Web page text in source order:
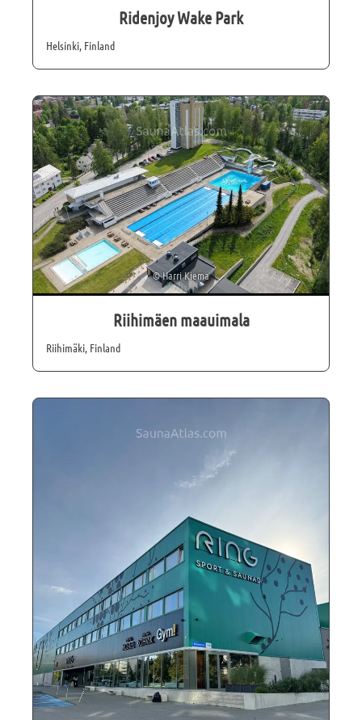
Ridenjoy Wake Park
Helsinki, Finland
©Harri Kiema
Riihimäen maauimala
Riihimäki, Finland